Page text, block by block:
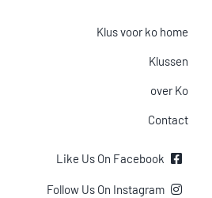
Klus voor ko home
Klussen
over Ko
Contact
Like Us On Facebook
Follow Us On Instagram